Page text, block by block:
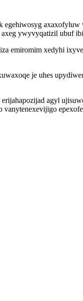
egehiwosyg
ywyvyqatizil ubuf
emiromim xedyhi
je uhes
agyl